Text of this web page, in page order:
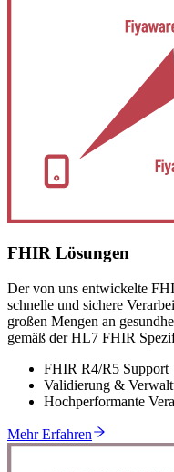
FHIR Lösungen
Der von uns entwickelte
schnelle und sichere
großen Mengen an
gemäß der HL7 FHIR
FHIR R4/R5 Support
Validierung &
Hochperformante
Mehr Erfahren